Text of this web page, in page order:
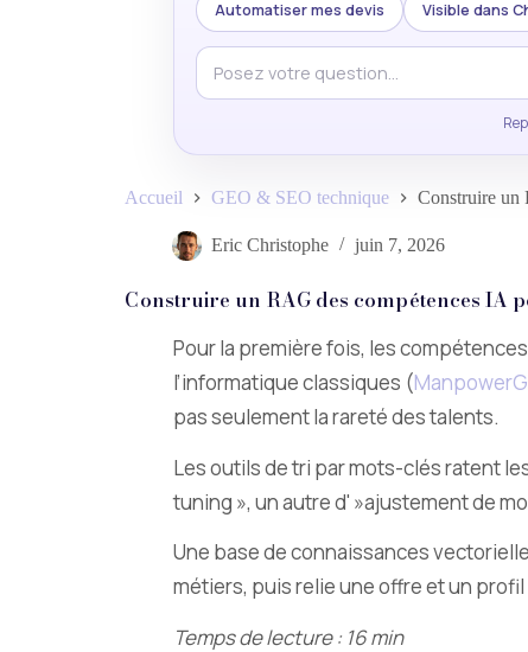
Automatiser mes devis Visible dans
Accueil GEO & SEO technique Construire un
Eric Christophe juin 7, 2026
Construire un RAG des compétences IA
Pour la première fois, les
l’informatique classiques (
pas seulement la rareté des talents.
Les outils de tri par mots-clés ratent
tuning », un autre d' »ajustement de
Une base de connaissances
métiers, puis relie une offre et un
Temps de lecture : 16 min